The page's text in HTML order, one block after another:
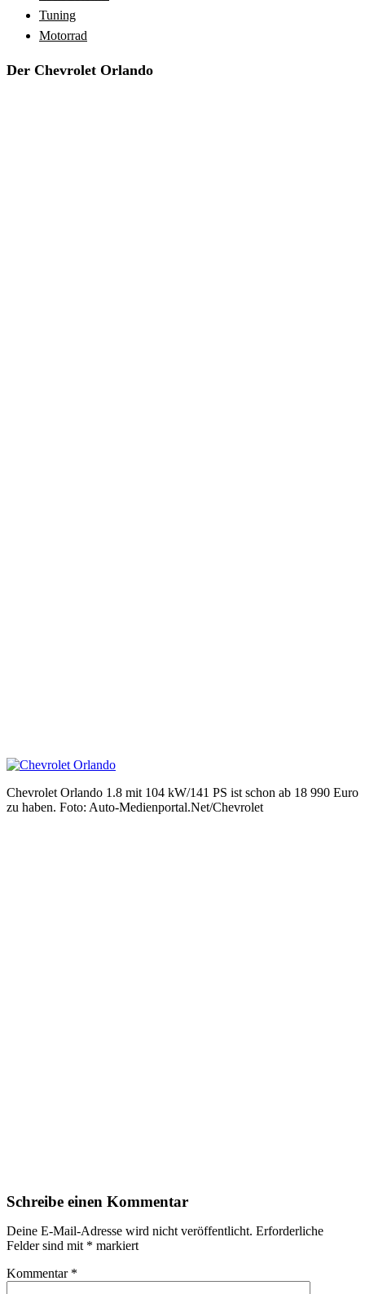
Tuning
Motorrad
Der Chevrolet Orlando
Chevrolet Orlando 1.8 mit 104 kW/141 PS ist schon ab 18 990 Euro
zu haben. Foto: Auto-Medienportal.Net/Chevrolet
Schreibe einen Kommentar
Deine E-Mail-Adresse wird nicht veröffentlicht. Erforderliche
Felder sind mit * markiert
Kommentar *